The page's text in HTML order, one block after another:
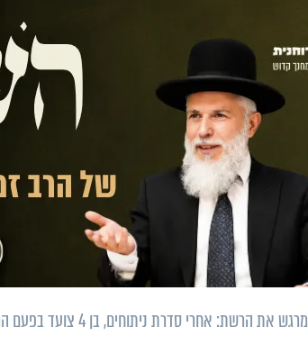
מרגש את הרשת: אחרי סדרת ניתוחים, בן 4 צועד בפעם הראשונה בחייו